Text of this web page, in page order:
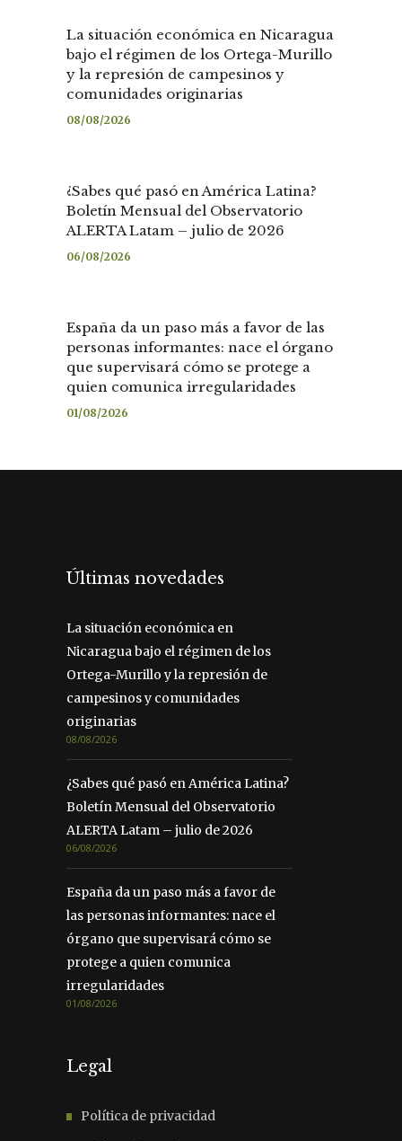
La situación económica en Nicaragua
bajo el régimen de los Ortega-Murillo
y la represión de campesinos y
comunidades originarias
08/08/2026
¿Sabes qué pasó en América Latina?
Boletín Mensual del Observatorio
ALERTA Latam – julio de 2026
06/08/2026
España da un paso más a favor de las
personas informantes: nace el órgano
que supervisará cómo se protege a
quien comunica irregularidades
01/08/2026
Últimas novedades
La situación económica en
Nicaragua bajo el régimen de los
Ortega-Murillo y la represión de
campesinos y comunidades
originarias
08/08/2026
¿Sabes qué pasó en América Latina?
Boletín Mensual del Observatorio
ALERTA Latam – julio de 2026
06/08/2026
España da un paso más a favor de
las personas informantes: nace el
órgano que supervisará cómo se
protege a quien comunica
irregularidades
01/08/2026
Legal
Política de privacidad